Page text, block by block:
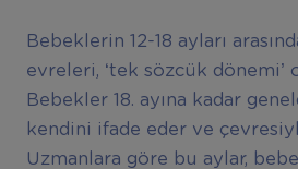
Bebeklerin 12-18 ayları
evreleri, ‘tek sözcük dönemi’
Bebekler 18. ayına kadar
kendini ifade eder ve
Uzmanlara göre bu aylar,